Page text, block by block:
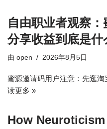
自由职业者观察
分享收益到底是什
由 open 2026年8月5日
蜜源邀请码用户注意：先逛
读更多 »
How